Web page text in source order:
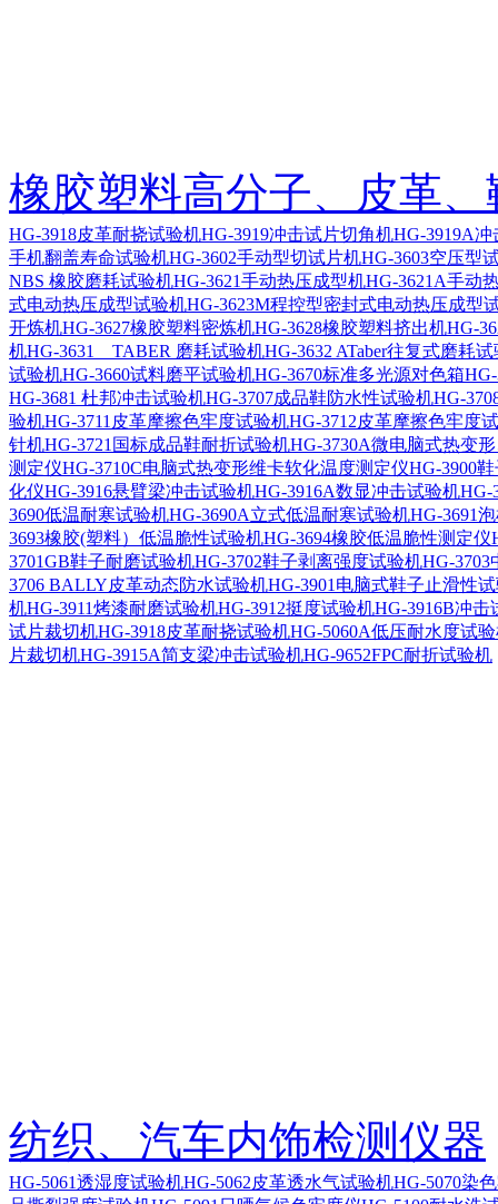
橡胶塑料高分子、皮革
HG-3918皮革耐挠试验机HG-3919冲击试片切角机HG-3919A
手机翻盖寿命试验机HG-3602手动型切试片机HG-3603空压型
NBS 橡胶磨耗试验机HG-3621手动热压成型机HG-3621A手动
式电动热压成型试验机HG-3623M程控型密封式电动热压成型
开炼机HG-3627橡胶塑料密炼机HG-3628橡胶塑料挤出机HG-
机HG-3631 TABER 磨耗试验机HG-3632 ATaber往复式磨耗
试验机HG-3660试料磨平试验机HG-3670标准多光源对色箱
HG-3681 杜邦冲击试验机HG-3707成品鞋防水性试验机HG-
验机HG-3711皮革摩擦色牢度试验机HG-3712皮革摩擦色牢度
针机HG-3721国标成品鞋耐折试验机HG-3730A微电脑式热变
测定仪HG-3710C电脑式热变形维卡软化温度测定仪HG-3900
化仪HG-3916悬臂梁冲击试验机HG-3916A数显冲击试验机HG-
3690低温耐寒试验机HG-3690A立式低温耐寒试验机HG-3691
3693橡胶(塑料）低温脆性试验机HG-3694橡胶低温脆性测定仪
3701GB鞋子耐磨试验机HG-3702鞋子剥离强度试验机HG-3703
3706 BALLY皮革动态防水试验机HG-3901电脑式鞋子止滑性
机HG-3911烤漆耐磨试验机HG-3912挺度试验机HG-3916B冲击
试片裁切机HG-3918皮革耐挠试验机HG-5060A低压耐水度试
片裁切机HG-3915A简支梁冲击试验机HG-9652FPC耐折试验机
纺织、汽车内饰检测仪器
HG-5061透湿度试验机HG-5062皮革透水气试验机HG-5070染